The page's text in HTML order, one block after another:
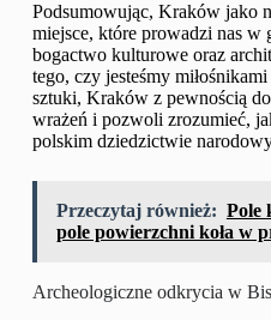
Podsumowując, Kraków jako
miejsce, które prowadzi nas w
bogactwo kulturowe oraz
tego, czy jesteśmy
sztuki, Kraków z pewnością
wrażeń i pozwoli zrozumieć,
polskim dziedzictwie
Przeczytaj również: Pole
pole powierzchni koła w
Archeologiczne odkrycia w